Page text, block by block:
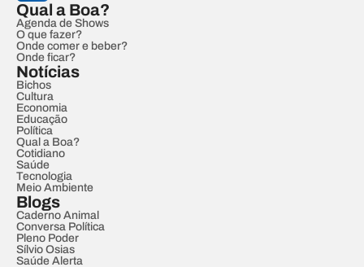
Qual a Boa?
Agenda de Shows
O que fazer?
Onde comer e beber?
Onde ficar?
Notícias
Bichos
Cultura
Economia
Educação
Política
Qual a Boa?
Cotidiano
Saúde
Tecnologia
Meio Ambiente
Blogs
Caderno Animal
Conversa Política
Pleno Poder
Sílvio Osias
Saúde Alerta